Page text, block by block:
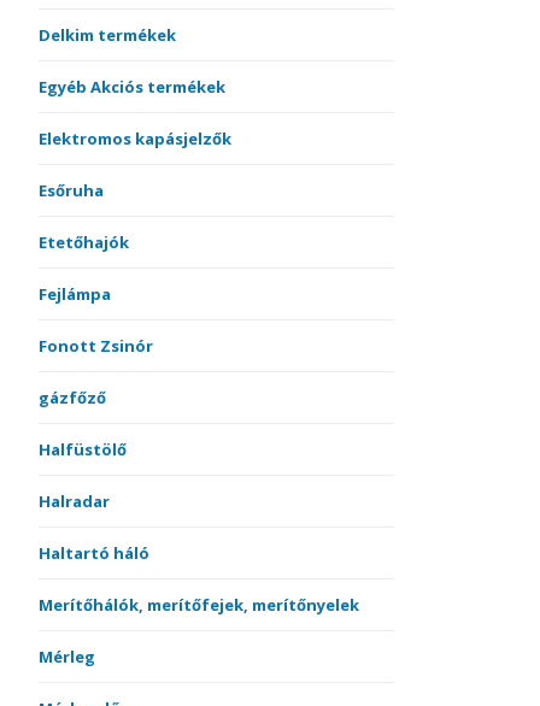
Delkim termékek
Egyéb Akciós termékek
Elektromos kapásjelzők
Esőruha
Etetőhajók
Fejlámpa
Fonott Zsinór
gázfőző
Halfüstölő
Halradar
Haltartó háló
Merítőhálók, merítőfejek, merítőnyelek
Mérleg